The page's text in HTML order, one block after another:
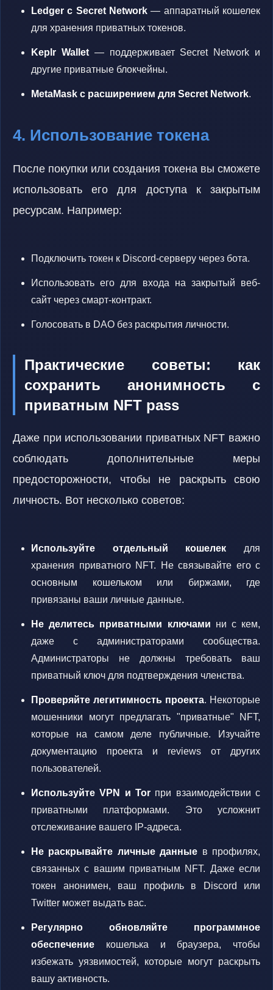
Ledger с Secret Network — аппаратный кошелек
для хранения приватных токенов.
Keplr Wallet— поддерживает Secret Network и
другие приватные блокчейны.
MetaMask с расширением для Secret Network.
4. Использование токена
После покупки или создания токена вы сможете
использовать его для доступа к закрытым
ресурсам. Например:
Подключить токен к Discord-серверу через бота.
Использовать его для входа на закрытый веб-
сайт через смарт-контракт.
Голосовать в DAO без раскрытия личности.
Практические советы: как
сохранить анонимность с
приватным NFT pass
Даже при использовании приватных NFT важно
соблюдать дополнительные меры
предосторожности, чтобы не раскрыть свою
личность. Вот несколько советов:
Используйте отдельный кошелек для
хранения приватного NFT. Не связывайте его с
основным кошельком или биржами, где
привязаны ваши личные данные.
Не делитесь приватными ключами ни с кем,
даже с администраторами сообщества.
Администраторы не должны требовать ваш
приватный ключ для подтверждения членства.
Проверяйте легитимность проекта. Некоторые
мошенники могут предлагать "приватные" NFT,
которые на самом деле публичные. Изучайте
документацию проекта и reviews от других
пользователей.
Используйте VPN и Tor при взаимодействии с
приватными платформами. Это усложнит
отслеживание вашего IP-адреса.
Не раскрывайте личные данные в профилях,
связанных с вашим приватным NFT. Даже если
токен анонимен, ваш профиль в Discord или
Twitter может выдать вас.
Регулярно обновляйте программное
обеспечение кошелька и браузера, чтобы
избежать уязвимостей, которые могут раскрыть
вашу активность.